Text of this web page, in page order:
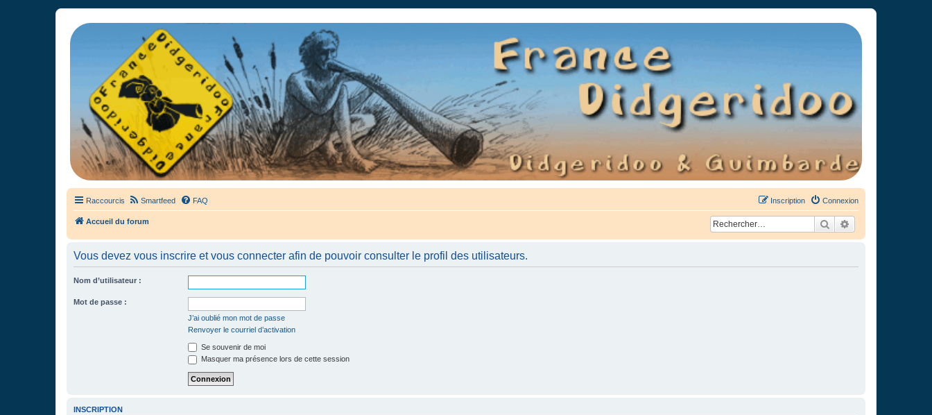
France Didgeridoo
Didgeridoo et Guimbarde sur France Didgeridoo - retrouvez la communauté.
Raccourcis Smartfeed FAQ Connexion
Inscription
Accueil du forum Rechercher
Vous devez vous inscrire et vous connecter afin de pouvoir consulter le profil des utilisateurs.
Nom d’utilisateur :
Mot de passe :
J’ai oublié mon mot de passe
Renvoyer le courriel d’activation
Se souvenir de moi
Masquer ma présence lors de cette session
INSCRIPTION